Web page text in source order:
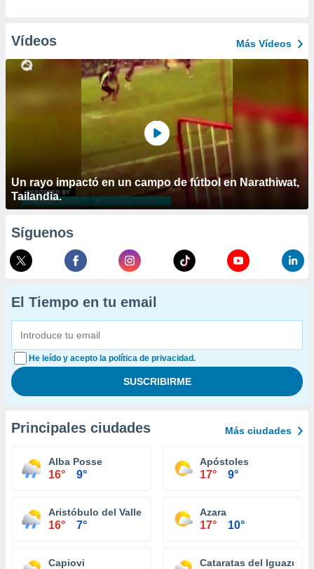
Vídeos Más Vídeos
Un rayo impactó en un campo de fútbol en Narathiwat,
Tailandia.
Síguenos
El Tiempo en tu email
He leído y acepto la política de privacidad.
Principales ciudades Más ciudades
Alba Posse
16° 9°
Apóstoles
17° 9°
Aristóbulo del Valle
16° 7°
Azara
17° 10°
Capiovi Cataratas del Iguazú